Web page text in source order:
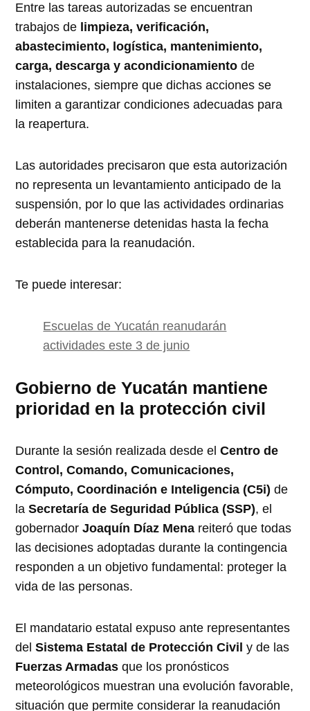
Entre las tareas autorizadas se encuentran
trabajos de limpieza, verificación,
abastecimiento, logística, mantenimiento,
carga, descarga y acondicionamiento de
instalaciones, siempre que dichas acciones se
limiten a garantizar condiciones adecuadas para
la reapertura.
Las autoridades precisaron que esta autorización
no representa un levantamiento anticipado de la
suspensión, por lo que las actividades ordinarias
deberán mantenerse detenidas hasta la fecha
establecida para la reanudación.
Te puede interesar:
Escuelas de Yucatán reanudarán
actividades este 3 de junio
Gobierno de Yucatán mantiene
prioridad en la protección civil
Durante la sesión realizada desde elCentro de
Control, Comando, Comunicaciones,
Cómputo, Coordinación e Inteligencia (C5i) de
laSecretaría de Seguridad Pública (SSP), el
gobernadorJoaquín Díaz Mena reiteró que todas
las decisiones adoptadas durante la contingencia
responden a un objetivo fundamental: proteger la
vida de las personas.
El mandatario estatal expuso ante representantes
delSistema Estatal de Protección Civil y de las
Fuerzas Armadas que los pronósticos
meteorológicos muestran una evolución favorable,
situación que permite considerar la reanudación